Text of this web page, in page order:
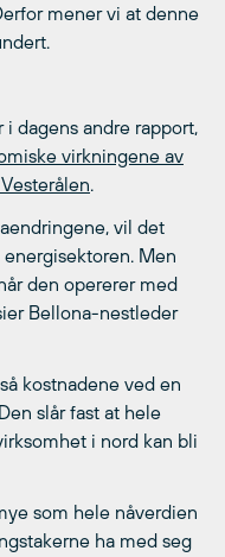
mener vi at denne
dagens andre rapport,
virkningene av
.
vil det
Men
den opererer med
Bellona-nestleder
kostnadene ved en
slår fast at hele
i nord kan bli
som hele nåverdien
ha med seg